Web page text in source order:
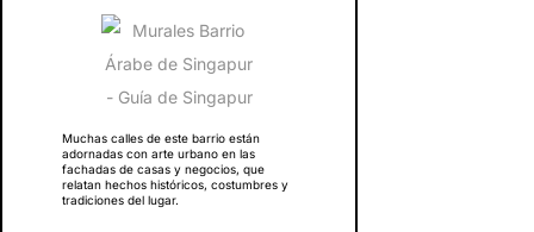
Muchas calles de este barrio están
adornadas con arte urbano en las
fachadas de casas y negocios, que
relatan hechos históricos, costumbres y
tradiciones del lugar.